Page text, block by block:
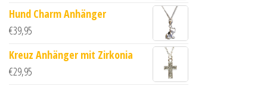
Hund Charm Anhänger
€39,95
Kreuz Anhänger mit Zirkonia
€29,95